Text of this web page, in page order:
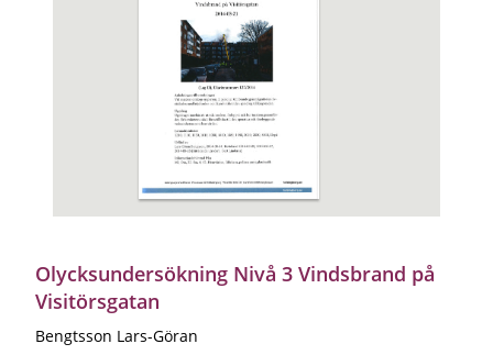
Olycksundersökning Nivå 3 Vindsbrand på
Visitörsgatan
Bengtsson Lars-Göran